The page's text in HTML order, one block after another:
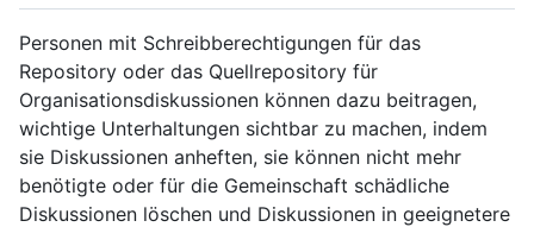
Personen mit Schreibberechtigungen für das
Repository oder das Quellrepository für
Organisationsdiskussionen können dazu beitragen,
wichtige Unterhaltungen sichtbar zu machen, indem
sie Diskussionen anheften, sie können nicht mehr
benötigte oder für die Gemeinschaft schädliche
Diskussionen löschen und Diskussionen in geeignetere